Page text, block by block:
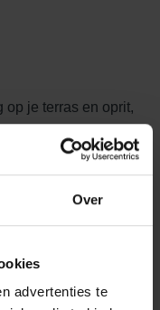
Over
advertenties te
op je terras en oprit,
van je woning,
bij hevige
een strak design en
staal. Dunne